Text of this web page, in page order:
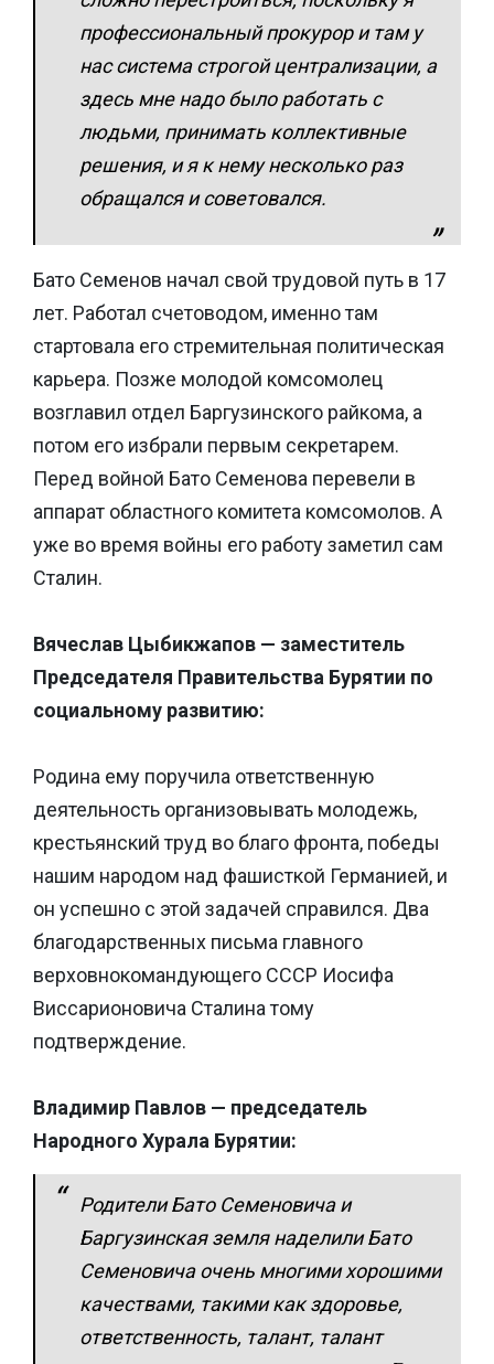
профессиональный прокурор и там у
нас система строгой централизации, а
здесь мне надо было работать с
людьми, принимать коллективные
решения, и я к нему несколько раз
обращался и советовался.
Бато Семенов начал свой трудовой путь в 17
лет. Работал счетоводом, именно там
стартовала его стремительная политическая
карьера. Позже молодой комсомолец
возглавил отдел Баргузинского райкома, а
потом его избрали первым секретарем.
Перед войной Бато Семенова перевели в
аппарат областного комитета комсомолов. А
уже во время войны его работу заметил сам
Сталин.
Вячеслав Цыбикжапов — заместитель
Председателя Правительства Бурятии по
социальному развитию:
Родина ему поручила ответственную
деятельность организовывать молодежь,
крестьянский труд во благо фронта, победы
нашим народом над фашисткой Германией, и
он успешно с этой задачей справился. Два
благодарственных письма главного
верховнокомандующего СССР Иосифа
Виссарионовича Сталина тому
подтверждение.
Владимир Павлов — председатель
Народного Хурала Бурятии:
Родители Бато Семеновича и
Баргузинская земля наделили Бато
Семеновича очень многими хорошими
качествами, такими как здоровье,
ответственность, талант, талант